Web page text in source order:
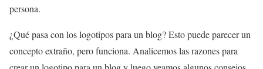
persona.
¿Qué pasa con los logotipos para un blog? Esto puede parecer un
concepto extraño, pero funciona. Analicemos las razones para